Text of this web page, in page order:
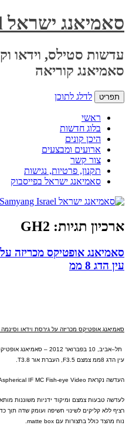
סאמיאנג ישראל Samyang Israel
עדשות סטילס, וידאו
סאמיאנג קוריאה
תפריט לדלג לתוכן
ראשי
בלוג חדשות
היכן קונים
ארועים ומבצעים
צור קשר
תקנון, פרטיות, נגישות
סאמיאנג ישראל בפייסבוק
ארכיון תגיות: GH2
סאמיאנג אופטיקס מכריזה
עין הדג 8 ממ
סאמיאנג אופטיקס מכריזה על גירסת וידאו
תל–אביב, 10 בפברואר 2012 –
סאמיאנג
עין הדג 8ממ צמצם F3.5, העברת אור T3.8.
העדשה נקראת IF MC Fish-eye Video
לעדשה טבעות צמצם ומיקוד ידניות משוננות
רציף ללא קליקים לשינוי חשיפה ועומק שדה תוך
נוח מהצד כולל בתצורות עם matte box.